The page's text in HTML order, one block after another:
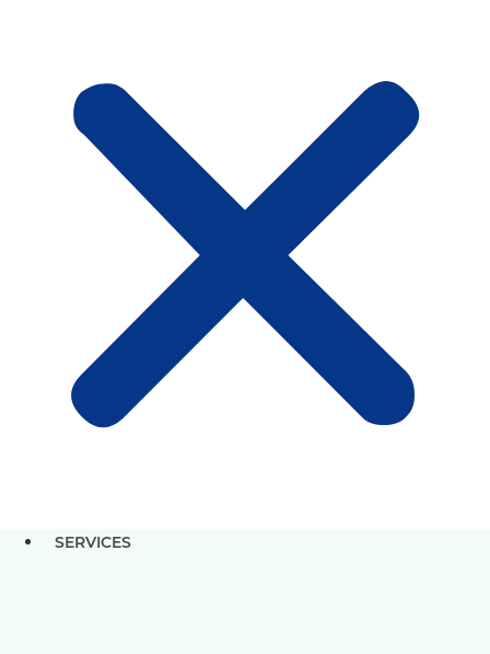
SERVICES